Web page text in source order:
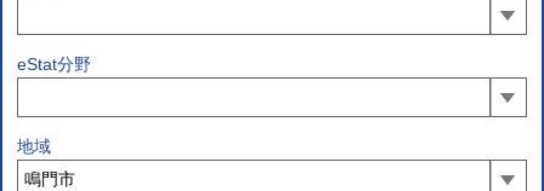
eStat分野
地域